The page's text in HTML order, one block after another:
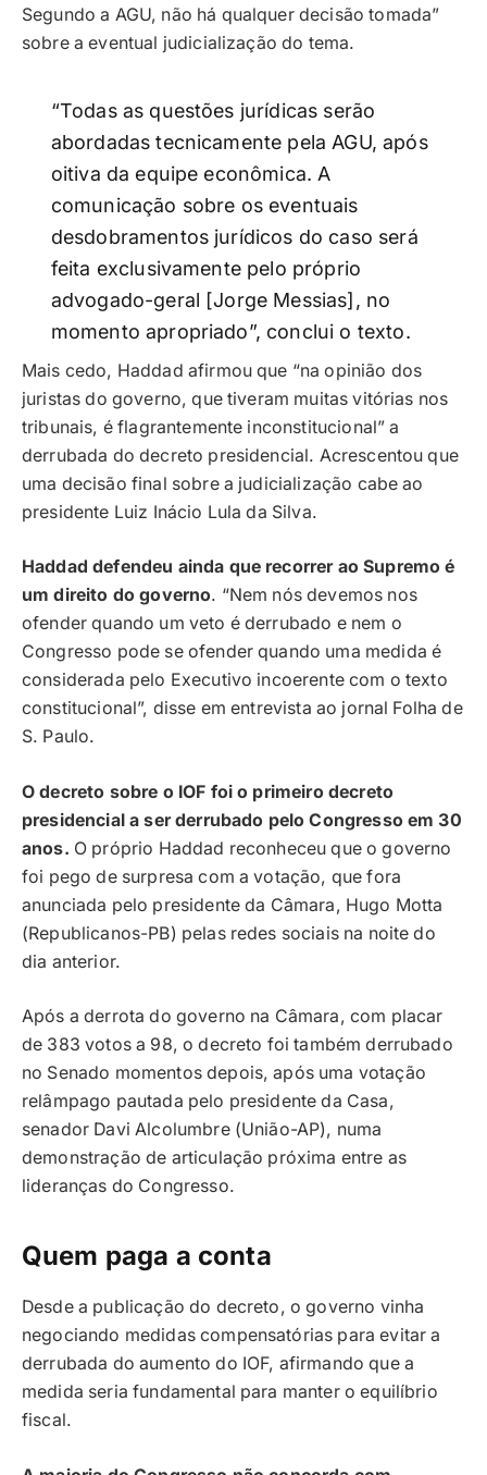
Segundo a AGU, não há qualquer decisão tomada”
sobre a eventual judicialização do tema.
“Todas as questões jurídicas serão
abordadas tecnicamente pela AGU, após
oitiva da equipe econômica. A
comunicação sobre os eventuais
desdobramentos jurídicos do caso será
feita exclusivamente pelo próprio
advogado-geral [Jorge Messias], no
momento apropriado”, conclui o texto.
Mais cedo, Haddad afirmou que “na opinião dos
juristas do governo, que tiveram muitas vitórias nos
tribunais, é flagrantemente inconstitucional” a
derrubada do decreto presidencial. Acrescentou que
uma decisão final sobre a judicialização cabe ao
presidente Luiz Inácio Lula da Silva.
Haddad defendeu ainda que recorrer ao Supremo é
um direito do governo. “Nem nós devemos nos
ofender quando um veto é derrubado e nem o
Congresso pode se ofender quando uma medida é
considerada pelo Executivo incoerente com o texto
constitucional”, disse em entrevista ao jornal Folha de
S. Paulo.
O decreto sobre o IOF foi o primeiro decreto
presidencial a ser derrubado pelo Congresso em 30
anos. O próprio Haddad reconheceu que o governo
foi pego de surpresa com a votação, que fora
anunciada pelo presidente da Câmara, Hugo Motta
(Republicanos-PB) pelas redes sociais na noite do
dia anterior.
Após a derrota do governo na Câmara, com placar
de 383 votos a 98, o decreto foi também derrubado
no Senado momentos depois, após uma votação
relâmpago pautada pelo presidente da Casa,
senador Davi Alcolumbre (União-AP), numa
demonstração de articulação próxima entre as
lideranças do Congresso.
Quem paga a conta
Desde a publicação do decreto, o governo vinha
negociando medidas compensatórias para evitar a
derrubada do aumento do IOF, afirmando que a
medida seria fundamental para manter o equilíbrio
fiscal.